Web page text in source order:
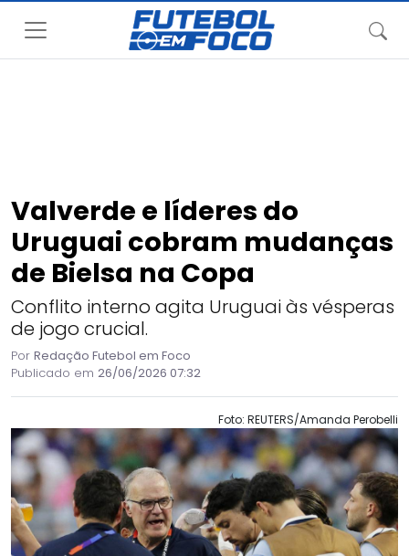
Valverde e líderes do
Uruguai cobram mudanças
de Bielsa na Copa
Conflito interno agita Uruguai às vésperas
de jogo crucial.
Por Redação Futebol em Foco
Publicado em 26/06/2026 07:32
Foto: REUTERS/Amanda Perobelli